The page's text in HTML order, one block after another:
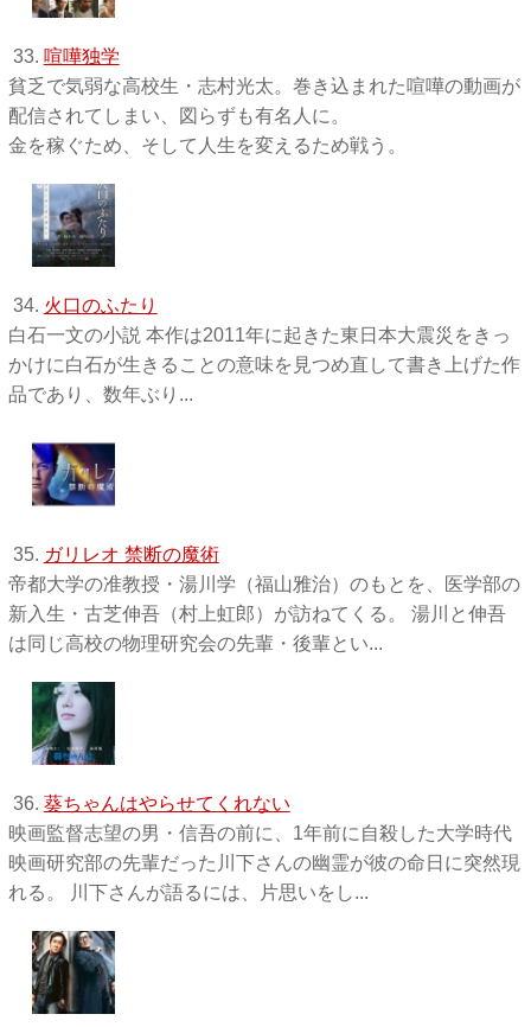
33. 喧嘩独学
貧乏で気弱な高校生・志村光太。巻き込まれた喧嘩の動画が
配信されてしまい、図らずも有名人に。
金を稼ぐため、そして人生を変えるため戦う。
34. 火口のふたり
白石一文の小説 本作は2011年に起きた東日本大震災をきっ
かけに白石が生きることの意味を見つめ直して書き上げた作
品であり、数年ぶり...
35. ガリレオ 禁断の魔術
帝都大学の准教授・湯川学（福山雅治）のもとを、医学部の
新入生・古芝伸吾（村上虹郎）が訪ねてくる。 湯川と伸吾
は同じ高校の物理研究会の先輩・後輩とい...
36. 葵ちゃんはやらせてくれない
映画監督志望の男・信吾の前に、1年前に自殺した大学時代
映画研究部の先輩だった川下さんの幽霊が彼の命日に突然現
れる。 川下さんが語るには、片思いをし...